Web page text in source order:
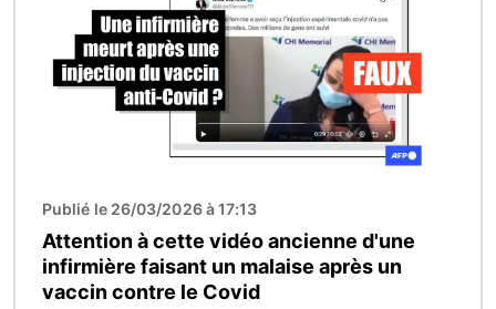
Publié le 26/03/2026 à 17:13
Attention à cette vidéo ancienne d'une
infirmière faisant un malaise après un
vaccin contre le Covid